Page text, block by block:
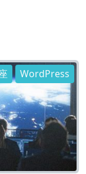
WordPress